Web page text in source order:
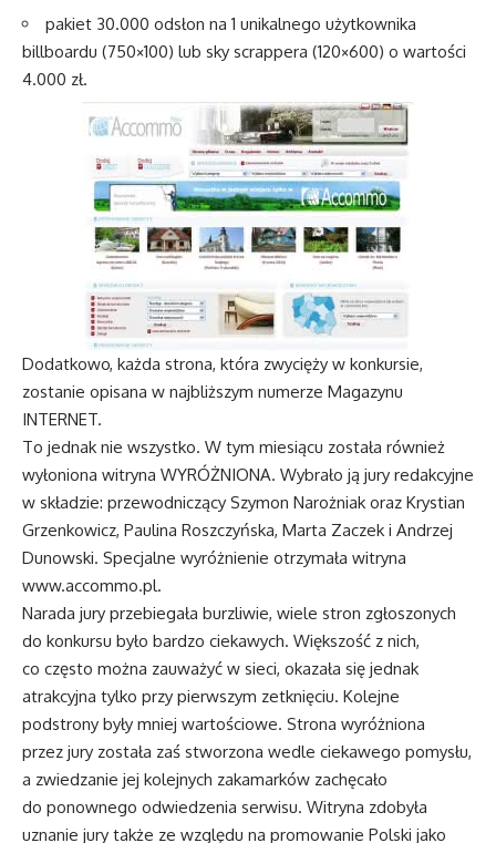
pakiet 30.000 odsłon na 1 unikalnego użytkownika
billboardu (750×100) lub sky scrappera (120×600) o wartości
4.000 zł.
Dodatkowo, każda strona, która zwycięży w konkursie,
zostanie opisana w najbliższym numerze Magazynu
INTERNET.
To jednak nie wszystko. W tym miesiącu została również
wyłoniona witryna WYRÓŻNIONA. Wybrało ją jury redakcyjne
w składzie: przewodniczący Szymon Narożniak oraz Krystian
Grzenkowicz, Paulina Roszczyńska, Marta Zaczek i Andrzej
Dunowski. Specjalne wyróżnienie otrzymała witryna
www.accommo.pl.
Narada jury przebiegała burzliwie, wiele stron zgłoszonych
do konkursu było bardzo ciekawych. Większość z nich,
co często można zauważyć w sieci, okazała się jednak
atrakcyjna tylko przy pierwszym zetknięciu. Kolejne
podstrony były mniej wartościowe. Strona wyróżniona
przez jury została zaś stworzona wedle ciekawego pomysłu,
a zwiedzanie jej kolejnych zakamarków zachęcało
do ponownego odwiedzenia serwisu. Witryna zdobyła
uznanie jury także ze względu na promowanie Polski jako